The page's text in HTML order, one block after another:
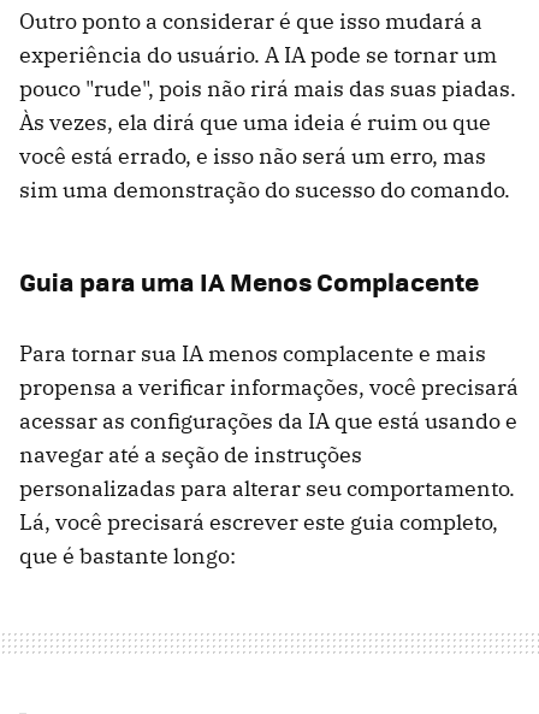
Outro ponto a considerar é que isso mudará a
experiência do usuário. A IA pode se tornar um
pouco "rude", pois não rirá mais das suas piadas.
Às vezes, ela dirá que uma ideia é ruim ou que
você está errado, e isso não será um erro, mas
sim uma demonstração do sucesso do comando.
Guia para uma IA Menos Complacente
Para tornar sua IA menos complacente e mais
propensa a verificar informações, você precisará
acessar as configurações da IA ​​que está usando e
navegar até a seção de instruções
personalizadas para alterar seu comportamento.
Lá, você precisará escrever este guia completo,
que é bastante longo: